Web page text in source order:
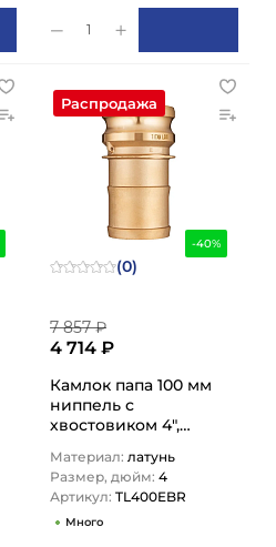
1
-40%
Распродажа
(0)
7 857 ₽
4 714 ₽
Камлок папа 100 мм
ниппель с
хвостовиком 4",
LOCK
Материал: латунь
Размер, дюйм: 4
Артикул: TL400EBR
Много